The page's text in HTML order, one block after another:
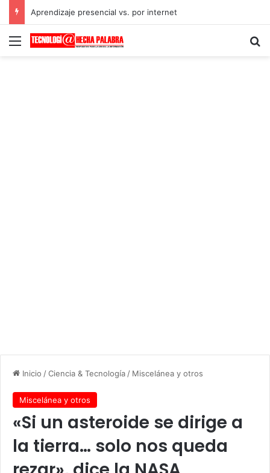
Aprendizaje presencial vs. por internet
Menú
Inicio /Ciencia & Tecnología / Miscelánea y otros
Miscelánea y otros
«Si un asteroide se dirige a
la tierra… solo nos queda